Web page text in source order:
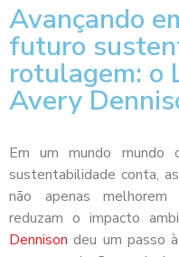
Avançando
futuro
rotulagem: o
Avery
Em um mundo mundo
sustentabilidade conta,
não apenas
reduzam o impacto
Dennison deu um passo